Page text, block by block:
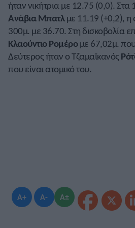
A+ A- A±
ήταν νικήτρια με 12.75 (0,0).
Ανάβια Μπατλμε 11.19 (+0,2), η
300μ. με 36.70. Στη δισκοβολία
Κλαούντιο Ρομέρομε 67,02μ. που
Δεύτερος ήταν ο Τζαμαϊκανός
που είναι ατομικό του.